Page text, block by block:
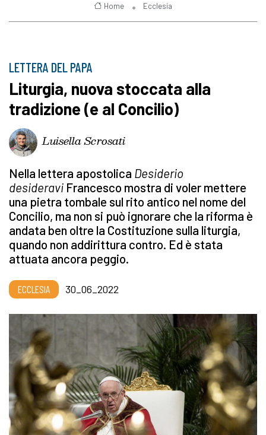
Home Ecclesia
LETTERA DEL PAPA
Liturgia, nuova stoccata alla
tradizione (e al Concilio)
Luisella Scrosati
Nella lettera apostolica Desiderio
desideravi Francesco mostra di voler mettere
una pietra tombale sul rito antico nel nome del
Concilio, ma non si può ignorare che la riforma è
andata ben oltre la Costituzione sulla liturgia,
quando non addirittura contro. Ed è stata
attuata ancora peggio.
ECCLESIA 30_06_2022